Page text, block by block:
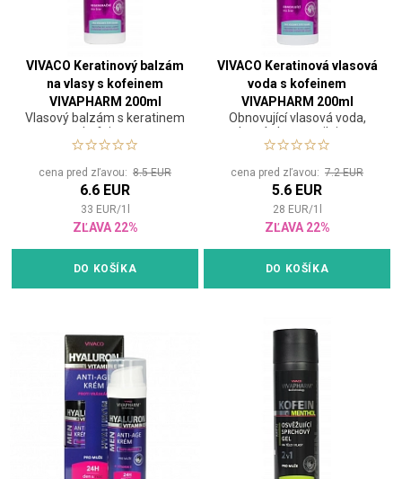
VIVACO Keratinový balzám
na vlasy s kofeinem
VIVAPHARM 200ml
Vlasový balzám s keratinem
a kofeinem
cena pred zľavou: 8.5 EUR
6.6 EUR
33 EUR/1
ZĽAVA 22%
DO KOŠÍKA
VIVACO Keratinová vlasová
voda s kofeinem
VIVAPHARM 200ml
Obnovující vlasová voda,
která vlasy posiluje a
zároveň hloubkově
cena pred zľavou: 7.2 EUR
5.6 EUR
28 EUR/1
ZĽAVA 22%
DO KOŠÍKA